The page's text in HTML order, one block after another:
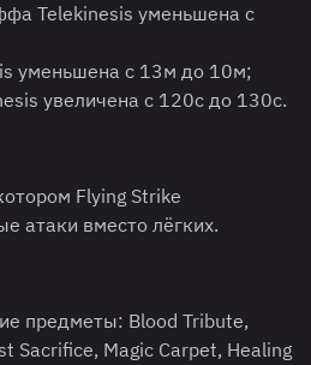
Telekinesis уменьшена с
уменьшена с 13м до 10м;
увеличена с 120с до 130с.
Flying Strike
атаки вместо лёгких.
предметы: Blood Tribute,
Sacrifice, Magic Carpet, Healing